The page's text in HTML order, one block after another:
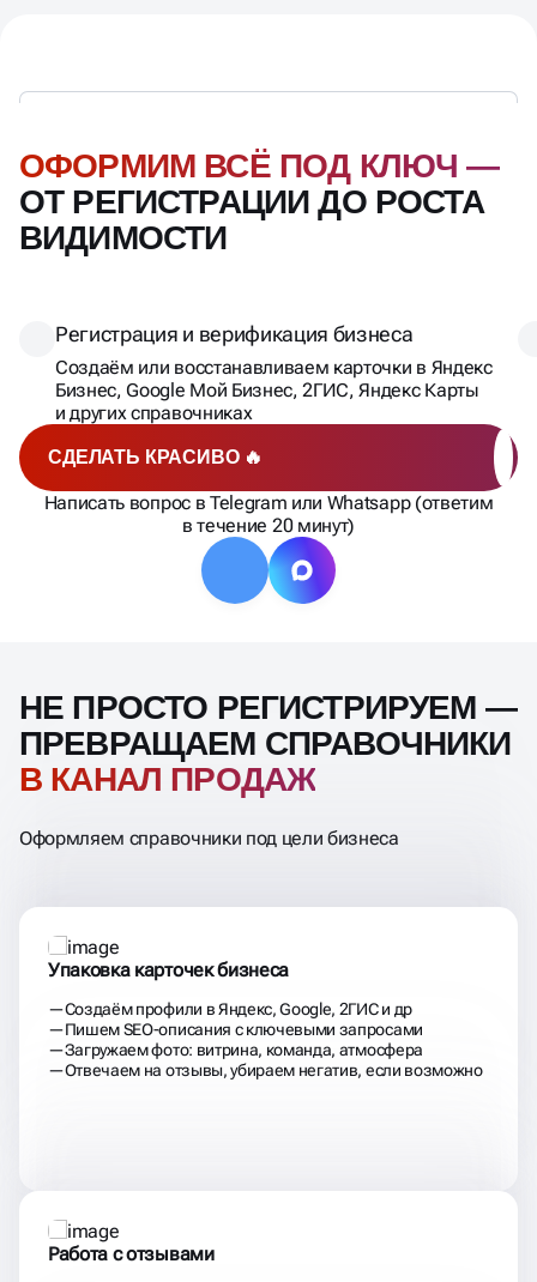
ОФОРМИМ ВСЁ ПОД КЛЮЧ —
ОТ РЕГИСТРАЦИИ ДО РОСТА
ВИДИМОСТИ
СДЕЛАТЬ КРАСИВО 🔥
Написать вопрос в Telegram или Whatsapp (ответим
в течение 20 минут)
Регистрация и верификация бизнеса
Создаём или восстанавливаем карточки в Яндекс
Бизнес, Google Мой Бизнес, 2ГИС, Яндекс Карты
и других справочниках
НЕ ПРОСТО РЕГИСТРИРУЕМ —
ПРЕВРАЩАЕМ СПРАВОЧНИКИ
В КАНАЛ ПРОДАЖ
Оформляем справочники под цели бизнеса
Упаковка карточек бизнеса
Создаём профили в Яндекс, Google, 2ГИС и др
Пишем SEO-описания с ключевыми запросами
Загружаем фото: витрина, команда, атмосфера
Отвечаем на отзывы, убираем негатив, если возможно
Работа с отзывами